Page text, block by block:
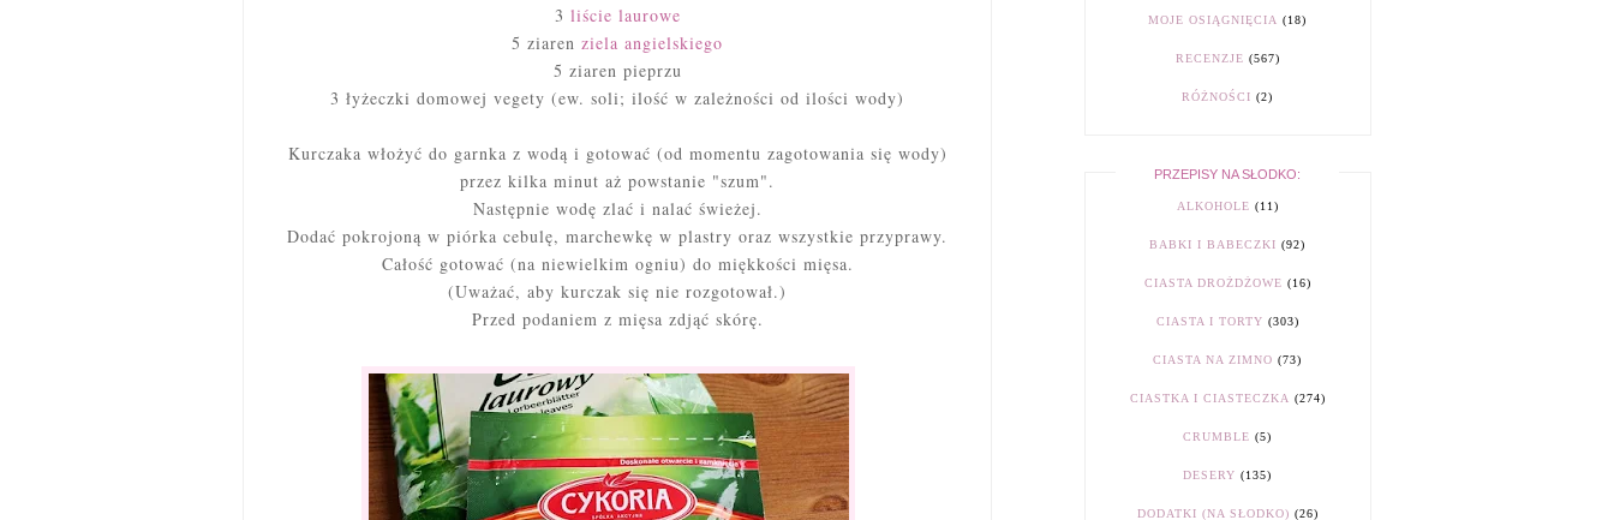
3 liście laurowe
5 ziaren ziela angielskiego
5 ziaren pieprzu
3 łyżeczki domowej vegety (ew. soli; ilość w zależności od ilości wody)
Kurczaka włożyć do garnka z wodą i gotować (od momentu zagotowania się wody)
przez kilka minut aż powstanie "szum".
Następnie wodę zlać i nalać świeżej.
Dodać pokrojoną w piórka cebulę, marchewkę w plastry oraz wszystkie przyprawy.
Całość gotować (na niewielkim ogniu) do miękkości mięsa.
(Uważać, aby kurczak się nie rozgotował.)
Przed podaniem z mięsa zdjąć skórę.
MOJE OSIĄGNIĘCIA (18)
RECENZJE (567)
RÓŻNOŚCI (2)
PRZEPISY NA SŁODKO:
ALKOHOLE (11)
BABKI I BABECZKI (92)
CIASTA DROŻDŻOWE (16)
CIASTA I TORTY (303)
CIASTA NA ZIMNO (73)
CIASTKA I CIASTECZKA (274)
CRUMBLE (5)
DESERY (135)
DODATKI (NA SŁODKO) (26)